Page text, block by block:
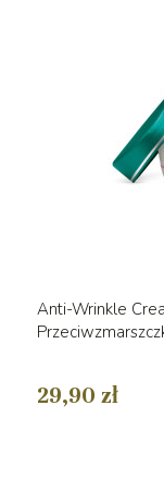
Anti-Wrinkle
29,90 zł